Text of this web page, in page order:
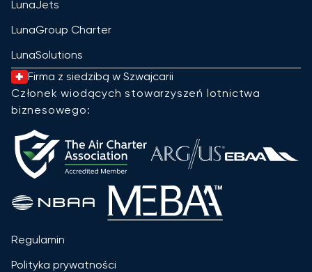
LunaJets
LunaGroup Charter
LunaSolutions
Firma z siedzibą w Szwajcarii
Członek wiodących stowarzyszeń lotnictwa
biznesowego:
Regulamin
Polityka prywatności